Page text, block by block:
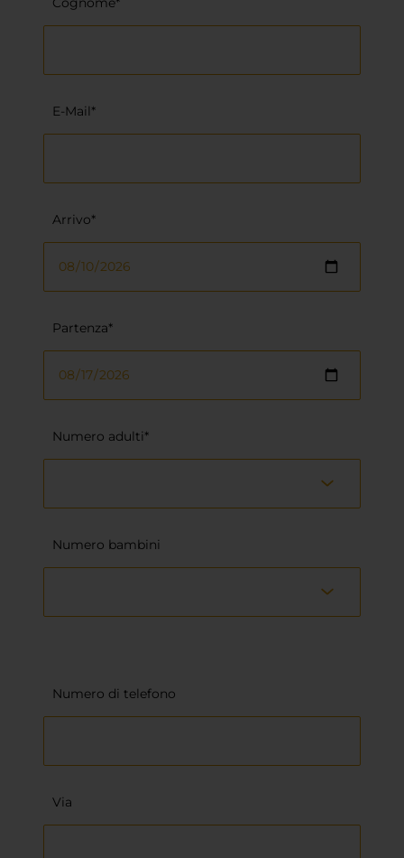
E-Mail*
Arrivo*
Partenza*
Numero adulti*
Numero bambini
Numero di telefono
Via